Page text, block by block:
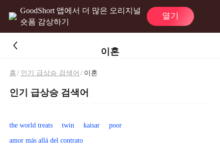
GoodShort 앱에서 더 많은 오리지널
숏폼 감상하기
열기
이혼
홈 / 인기 급상승 검색어 / 이혼
인기 급상승 검색어
the world treats twin kaisar
poor
amor más allá del contrato